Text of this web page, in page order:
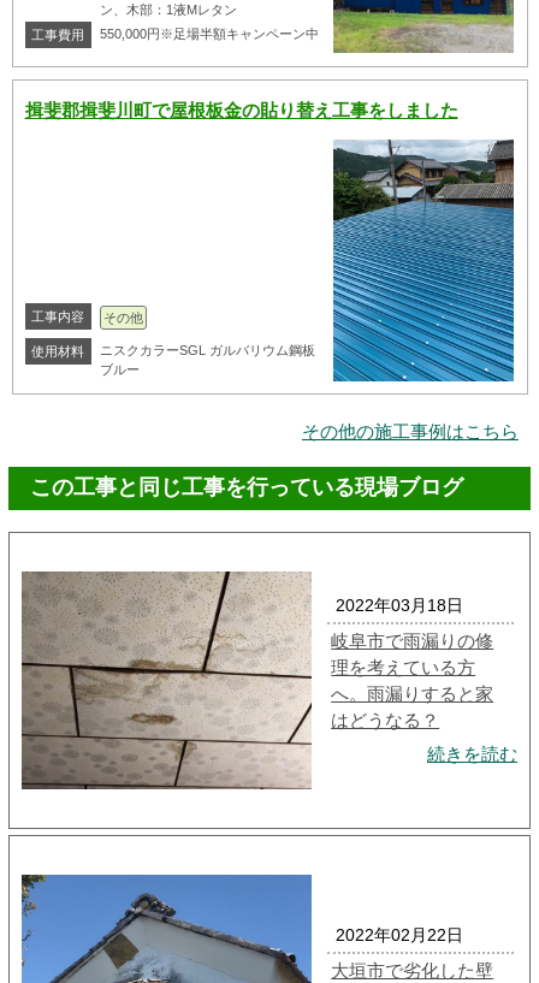
ン、木部：1液Mレタン
工事費用
550,000円※足場半額キャンペーン中
揖斐郡揖斐川町で屋根板金の貼り替え工事をしました
工事内容 その他
使用材料
ニスクカラーSGL ガルバリウム鋼板
ブルー
その他の施工事例はこちら
この工事と同じ工事を行っている現場ブログ
2022年03月18日
岐阜市で雨漏りの修
理を考えている方
へ。雨漏りすると家
はどうなる？
続きを読む
2022年02月22日
大垣市で劣化した壁